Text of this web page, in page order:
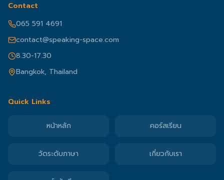
Contact
065 591 4691
contact@speaking-space.com
8.30-17.30
Bangkok, Thailand
Quick Links
หน้าหลัก คอร์สเรียน
วัดระดับภาษา เกี่ยวกับเรา